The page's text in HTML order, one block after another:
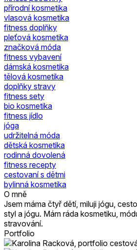
přírodní kosmetika
vlasová kosmetika
fitness doplňky
pleťová kosmetika
značková móda
fitness vybavení
dámská kosmetika
tělová kosmetika
doplňky stravy
fitness sety
bio kosmetika
fitness jídlo
jóga
udržitelná móda
dětská kosmetika
rodinná dovolená
fitness recepty
cestovaní s dětmi
bylinná kosmetika
O mně
Jsem máma čtyř dětí, miluji jógu,
styl a jógu. Mám ráda kosmetiku,
stravování.
Portfolio